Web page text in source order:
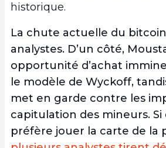
historique.
La chute actuelle du
analystes. D’un côté,
opportunité d’achat
le modèle de Wyckoff,
met en garde contre les
capitulation des mineurs.
préfère jouer la carte de la